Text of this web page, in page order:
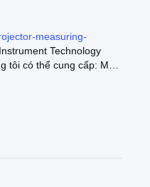
measuring-
Technology
tôi có thể cung cấp: Máy
298255.html